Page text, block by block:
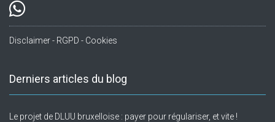
Disclaimer - RGPD - Cookies
Derniers articles du blog
Le projet de DLUU bruxelloise : payer pour régulariser, et vite !